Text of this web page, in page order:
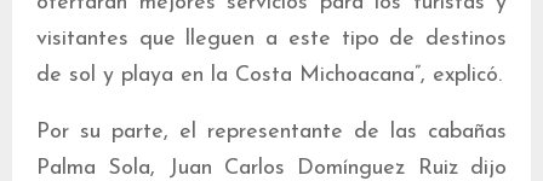
visitantes que lleguen a este tipo de destinos
de sol y playa en la Costa Michoacana”, explicó.
Por su parte, el representante de las cabañas
Palma Sola, Juan Carlos Domínguez Ruiz dijo